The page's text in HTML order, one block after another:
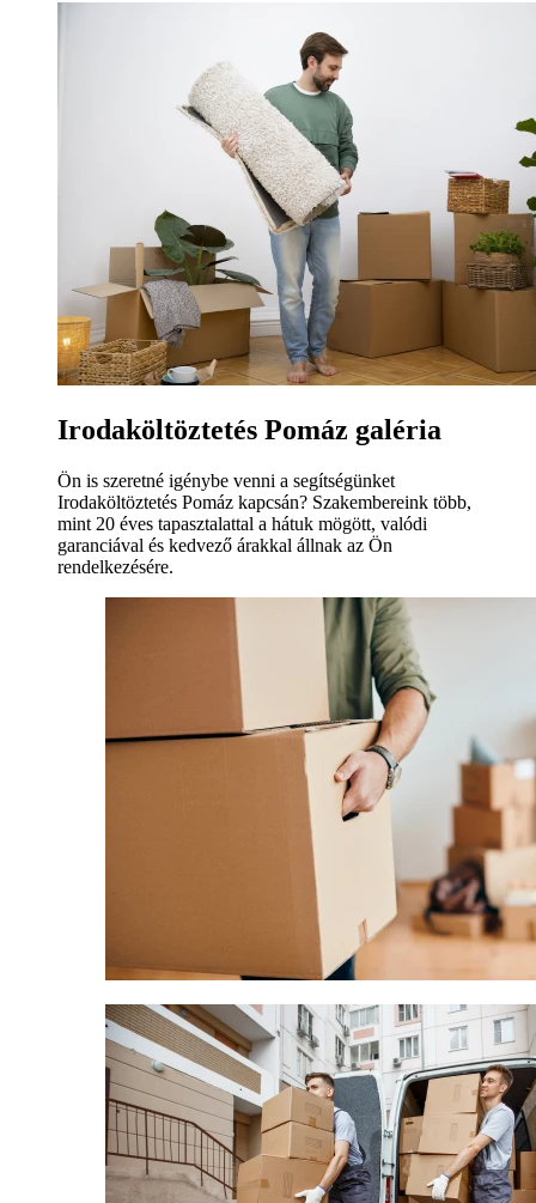
Irodaköltöztetés Pomáz galéria
Ön is szeretné igénybe venni a segítségünket
Irodaköltöztetés Pomáz kapcsán? Szakembereink több,
mint 20 éves tapasztalattal a hátuk mögött, valódi
garanciával és kedvező árakkal állnak az Ön
rendelkezésére.